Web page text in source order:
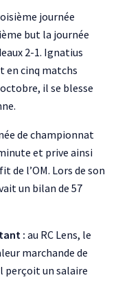
journée
but la journée
2-1. Ignatius
en cinq matchs
il se blesse
de championnat
et prive ainsi
de l’OM. Lors de son
un bilan de 57
: au RC Lens, le
marchande de
perçoit un salaire